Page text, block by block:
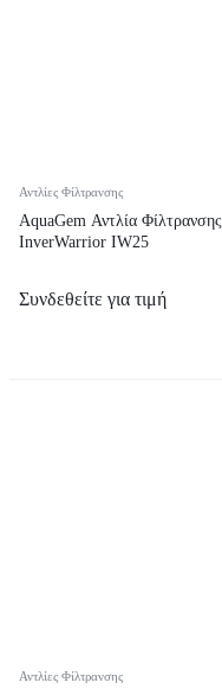
Αντλίες Φίλτρανσης
AquaGem Αντλία Φίλτρανσης
InverWarrior IW25
Συνδεθείτε για τιμή
Αντλίες Φίλτρανσης